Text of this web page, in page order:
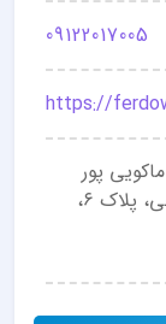
09122017005
https://
ماکویی پور
جنوبی، کوچه تیموریان، کوچه سوداچی، پلاک ۶،